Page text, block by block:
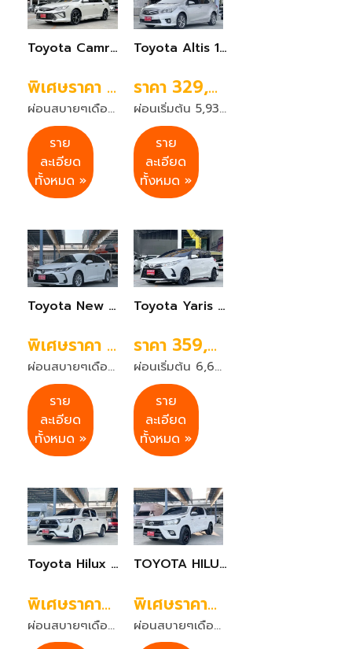
Toyota Camry 2.0 G Extremo ปี2015 สีขาว เกียร์ออโต้
พิเศษราคา 459,999 บาท
ผ่อนสบายๆเดือนละ 8,883 บาท 72 งวด
ราย
ละเอียด
ทั้งหมด »
Toyota Altis 1.6 G เกียร์ออโต้ ปี2016
ราคา 329,999 บาท
ผ่อนเริ่มต้น 5,937 บาท 84 งวด
ราย
ละเอียด
ทั้งหมด »
Toyota New Corolla Altis 1.6 G Sedan เกียร์ออโต้ ปี 2019 สีขาว
พิเศษราคา 449,999 บาท
ผ่อนสบายๆเดือนละ 8,288 บาท 72 งวด
ราย
ละเอียด
ทั้งหมด »
Toyota Yaris 1.2 Entry Hatchback ปี 2021 เกียร์ออโต้ สีขาว
ราคา 359,999 บาท
ผ่อนเริ่มต้น 6,631 บาท 72 งวด
ราย
ละเอียด
ทั้งหมด »
Toyota Hilux Revo 2.4 DOUBLE CAB Z Edition Entry เกียร์ออโต้ ปี 2021 สีขาว
พิเศษราคา459,999 บาท
ผ่อนสบายๆเดือนละ 8,473 บาท 84 งวด
TOYOTA HILUX REVO 2.4 J PLUS DOUBLE CAB เกียร์ M/T ปี2019
พิเศษราคา439,999 บาท
ผ่อนสบายๆเดือนละ 8,135 บาท 84 งวด